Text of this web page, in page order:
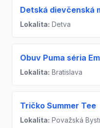
Detská dievčenská
Lokalita: Detva
Obuv Puma séria
Lokalita: Bratislava
Tričko Summer Tee
Lokalita: Považská